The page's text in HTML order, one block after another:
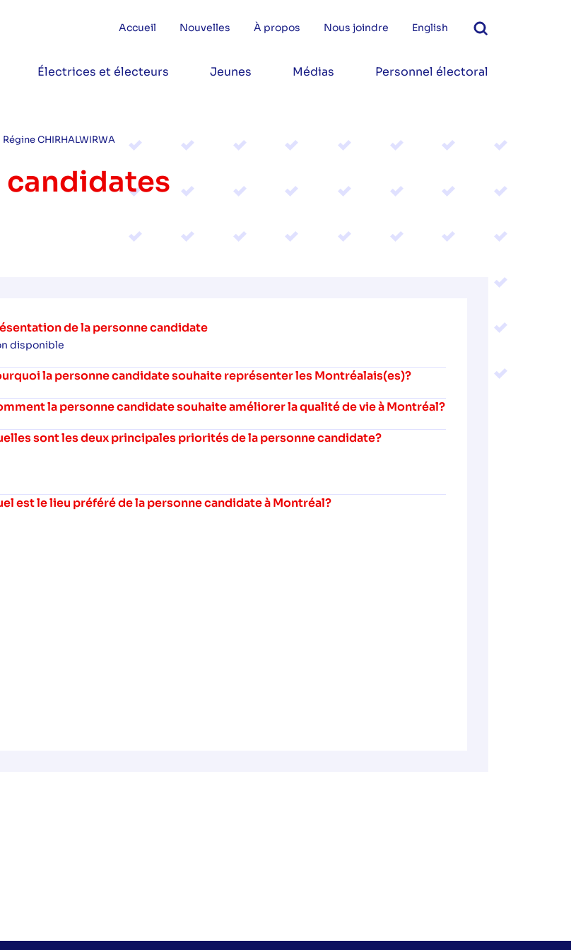
Accueil Nouvelles À propos Nous joindre English
Électrices et électeurs Jeunes Médias Personnel électoral
Régine CHIRHALWIRWA
candidates
de la personne candidate
disponible
la personne candidate souhaite représenter les Montréalais(es)?
la personne candidate souhaite améliorer la qualité de vie à Montréal?
sont les deux principales priorités de la personne candidate?
est le lieu préféré de la personne candidate à Montréal?